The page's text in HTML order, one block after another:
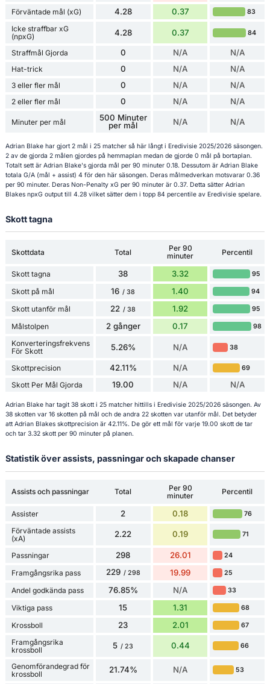
Förväntade mål (xG) 4.28 0.37 83
Icke straffbar xG
(npxG)
4.28 0.37 84
Straffmål Gjorda 0 N/A N/A
Hat-trick 0 N/A N/A
3 eller fler mål 0 N/A N/A
2 eller fler mål 0 N/A N/A
Minuter per mål
500 Minuter
per mål
N/A N/A
Adrian Blake har gjort 2 mål i 25 matcher så här långt i Eredivisie 2025/2026 säsongen.
2 av de gjorda 2 målen gjordes på hemmaplan medan de gjorde 0 mål på bortaplan.
Totalt sett är Adrian Blake's gjorda mål per 90 minuter 0.18. Dessutom är Adrian Blake
totala G/A (mål + assist) 4 för den här säsongen. Deras målmedverkan motsvarar 0.36
per 90 minuter. Deras Non-Penalty xG per 90 minuter är 0.37. Detta sätter Adrian
Blakes npxG output till 4.28 vilket sätter dem i topp 84 percentile av Eredivisie spelare.
Skott tagna
Skottdata Total
Per 90
minuter
Percentil
Skott tagna 38 3.32 95
Skott på mål 16 / 38 1.40 94
Skott utanför mål 22 / 38 1.92 95
Målstolpen 2 gånger 0.17 98
Konverteringsfrekvens
För Skott
5.26% N/A 38
Skottprecision 42.11% N/A 69
Skott Per Mål Gjorda 19.00 N/A N/A
Adrian Blake har tagit 38 skott i 25 matcher hittills i Eredivisie 2025/2026 säsongen. Av
38 skotten var 16 skotten på mål och de andra 22 skotten var utanför mål. Det betyder
att Adrian Blakes skottprecision är 42.11%. De gör ett mål för varje 19.00 skott de tar
och tar 3.32 skott per 90 minuter på planen.
Statistik över assists, passningar och skapade chanser
Assists och passningar Total
Per 90
minuter
Percentil
Assister 2 0.18 76
Förväntade assists
(xA)
2.22 0.19 71
Passningar 298 26.01 24
Framgångsrika pass 229 / 298 19.99 25
Andel godkända pass 76.85% N/A 33
Viktiga pass 15 1.31 68
Krossboll 23 2.01 67
Framgångsrika
krossboll
5 / 23 0.44 66
Genomförandegrad för
krossboll
21.74% N/A 53